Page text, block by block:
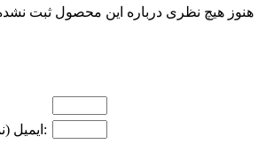
هنوز هیچ نظری درباره این محصول ثبت
ایمیل (نمایش داده نمی شود):